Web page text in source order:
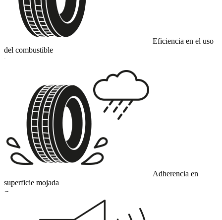
Eficiencia en el uso
del combustible
C
Adherencia en
superficie mojada
B